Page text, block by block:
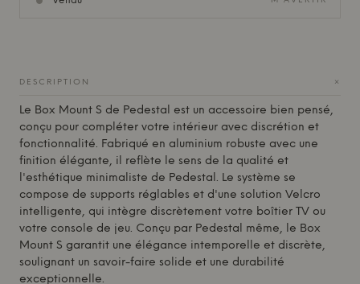
DESCRIPTION +
Le Box Mount S de Pedestal
est un accessoire bien pensé,
conçu pour compléter votre intérieur avec discrétion et
fonctionnalité. Fabriqué en aluminium robuste avec une
finition élégante, il reflète le sens de la qualité et
l'esthétique minimaliste de Pedestal . Le système se
compose de supports réglables et d'une solution Velcro
intelligente, qui intègre discrètement votre boîtier TV ou
votre console de jeu. Conçu par Pedestal
même, le Box
Mount S garantit une élégance intemporelle et discrète,
soulignant un savoir-faire solide et une durabilité
exceptionnelle.